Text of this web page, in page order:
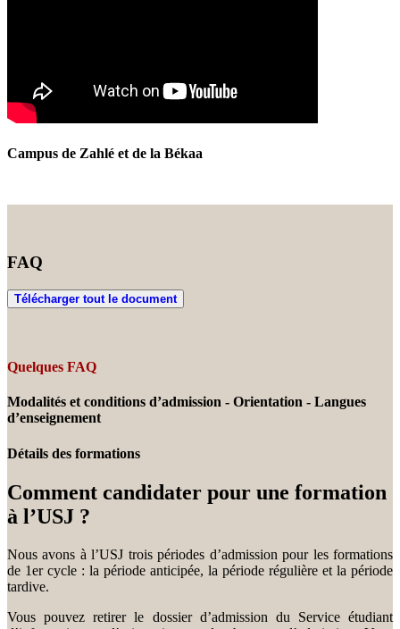
Campus de Zahlé et de la Békaa
FAQ
Télécharger tout le document
Quelques FAQ
Modalités et conditions d’admission - Orientation - Langues
d’enseignement
Détails des formations
Comment candidater pour une formation
à l’USJ ?
Nous avons à l’USJ trois périodes d’admission pour les formations
de 1er cycle : la période anticipée, la période régulière et la période
tardive.
Vous pouvez retirer le dossier d’admission du Service étudiant